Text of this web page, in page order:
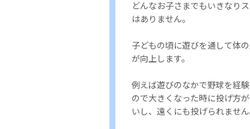
どんなお子さまでもいきなり
はありません。
子どもの頃に遊びを通して体
が向上します。
例えば遊びのなかで野球を経
ので大きくなった時に投げ方
いし、遠くにも投げられません